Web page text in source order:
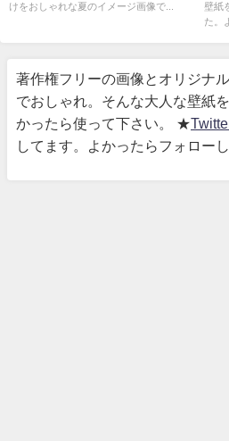
けをおしゃれな夏のイメージ画像で...
壁紙
た。
著作権フリーの画像とオリジナ
でおしゃれ。そんな大人な壁紙
かったら使って下さい。 ★
してます。よかったらフォローし